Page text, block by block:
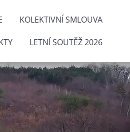
KOLEKTIVNÍ SMLOUVA
LETNÍ SOUTĚŽ 2026